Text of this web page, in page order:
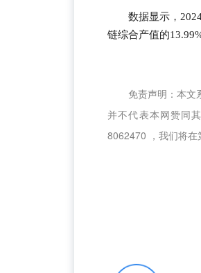
数据显示，
链综合产值的13.99%
免责声明：本文
并不代表本网赞同
8062470 ，我们将在